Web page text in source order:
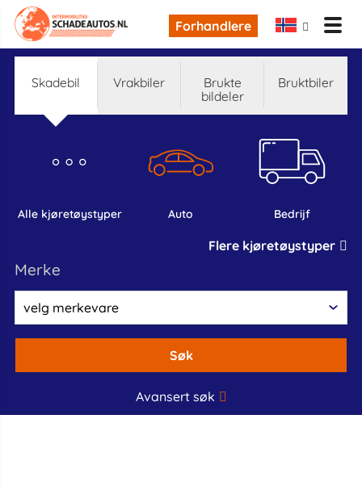
Forhandlere
skadebil Vrakbiler
Brukte
bildeler
bruktbiler
alle kjøretøystyper auto bedrijf
Flere kjøretøystyper
Merke
Søk
Avansert søk